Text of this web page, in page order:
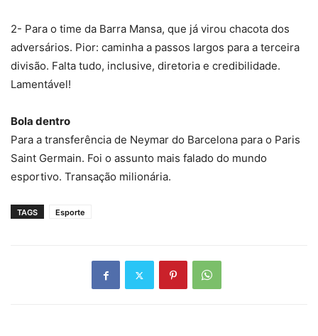
2- Para o time da Barra Mansa, que já virou chacota dos
adversários. Pior: caminha a passos largos para a terceira
divisão. Falta tudo, inclusive, diretoria e credibilidade.
Lamentável!
Bola dentro
Para a transferência de Neymar do Barcelona para o Paris
Saint Germain. Foi o assunto mais falado do mundo
esportivo. Transação milionária.
TAGS Esporte